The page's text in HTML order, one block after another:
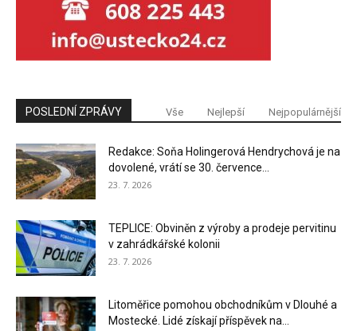
POSLEDNÍ ZPRÁVY Vše Nejlepší Nejpopulárnější
Redakce: Soňa Holingerová Hendrychová je na
dovolené, vrátí se 30. července...
23. 7. 2026
TEPLICE: Obviněn z výroby a prodeje pervitinu
v zahrádkářské kolonii
23. 7. 2026
Litoměřice pomohou obchodníkům v Dlouhé a
Mostecké. Lidé získají příspěvek na...